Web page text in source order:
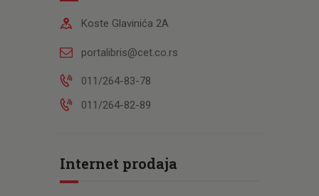
Koste Glavinića 2A
portalibris@cet.co.rs
011/264-83-78
011/264-82-89
Internet prodaja